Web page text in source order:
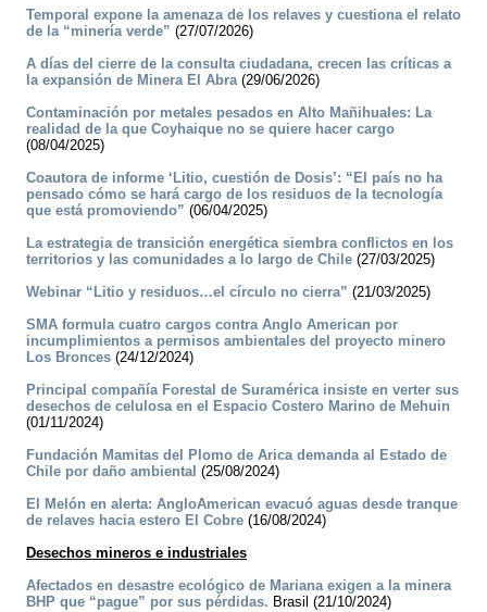
Temporal expone la amenaza de los relaves y cuestiona el relato
de la “minería verde” (27/07/2026)
A días del cierre de la consulta ciudadana, crecen las críticas a
la expansión de Minera El Abra(29/06/2026)
Contaminación por metales pesados en Alto Mañihuales: La
realidad de la que Coyhaique no se quiere hacer cargo
(08/04/2025)
Coautora de informe ‘Litio, cuestión de Dosis’: “El país no ha
pensado cómo se hará cargo de los residuos de la tecnología
que está promoviendo” (06/04/2025)
La estrategia de transición energética siembra conflictos en los
territorios y las comunidades a lo largo de Chile (27/03/2025)
Webinar “Litio y residuos…el círculo no cierra” (21/03/2025)
SMA formula cuatro cargos contra Anglo American por
incumplimientos a permisos ambientales del proyecto minero
Los Bronces (24/12/2024)
Principal compañía Forestal de Suramérica insiste en verter sus
desechos de celulosa en el Espacio Costero Marino de Mehuin
(01/11/2024)
Fundación Mamitas del Plomo de Arica demanda al Estado de
Chile por daño ambiental (25/08/2024)
El Melón en alerta: AngloAmerican evacuó aguas desde tranque
de relaves hacia estero El Cobre (16/08/2024)
Desechos mineros e industriales
Afectados en desastre ecológico de Mariana exigen a la minera
BHP que “pague” por sus pérdidas. Brasil (21/10/2024)